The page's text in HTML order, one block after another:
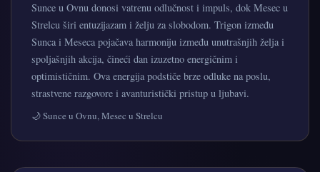
Sunce u Ovnu donosi vatrenu odlučnost i impuls, dok Mesec u
Strelcu širi entuzijazam i želju za slobodom. Trigon između
Sunca i Meseca pojačava harmoniju između unutrašnjih želja i
spoljašnjih akcija, čineći dan izuzetno energičnim i
optimističnim. Ova energija podstiče brze odluke na poslu,
strastvene razgovore i avanturistički pristup u ljubavi.
🌙 Sunce u Ovnu, Mesec u Strelcu